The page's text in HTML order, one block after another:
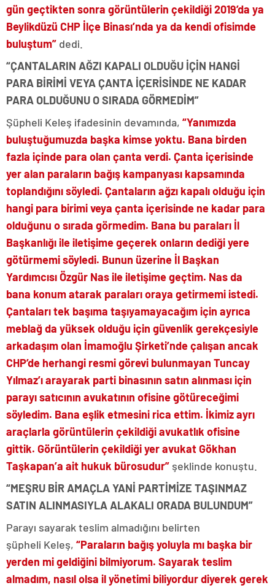
gün geçtikten sonra görüntülerin çekildiği 2019’da ya
Beylikdüzü CHP İlçe Binası’nda ya da kendi ofisimde
buluştum” dedi.
“ÇANTALARIN AĞZI KAPALI OLDUĞU İÇİN HANGİ
PARA BİRİMİ VEYA ÇANTA İÇERİSİNDE NE KADAR
PARA OLDUĞUNU O SIRADA GÖRMEDİM”
Şüpheli Keleş ifadesinin devamında, “Yanımızda
buluştuğumuzda başka kimse yoktu. Bana birden
fazla içinde para olan çanta verdi. Çanta içerisinde
yer alan paraların bağış kampanyası kapsamında
toplandığını söyledi. Çantaların ağzı kapalı olduğu için
hangi para birimi veya çanta içerisinde ne kadar para
olduğunu o sırada görmedim. Bana bu paraları İl
Başkanlığı ile iletişime geçerek onların dediği yere
götürmemi söyledi. Bunun üzerine İl Başkan
Yardımcısı Özgür Nas ile iletişime geçtim. Nas da
bana konum atarak paraları oraya getirmemi istedi.
Çantaları tek başıma taşıyamayacağım için ayrıca
meblağ da yüksek olduğu için güvenlik gerekçesiyle
arkadaşım olan İmamoğlu Şirketi’nde çalışan ancak
CHP’de herhangi resmi görevi bulunmayan Tuncay
Yılmaz’ı arayarak parti binasının satın alınması için
parayı satıcının avukatının ofisine götüreceğimi
söyledim. Bana eşlik etmesini rica ettim. İkimiz ayrı
araçlarla görüntülerin çekildiği avukatlık ofisine
gittik. Görüntülerin çekildiği yer avukat Gökhan
Taşkapan’a ait hukuk bürosudur” şeklinde konuştu.
“MEŞRU BİR AMAÇLA YANİ PARTİMİZE TAŞINMAZ
SATIN ALINMASIYLA ALAKALI ORADA BULUNDUM”
Parayı sayarak teslim almadığını belirten
şüpheli Keleş, “Paraların bağış yoluyla mı başka bir
yerden mi geldiğini bilmiyorum. Sayarak teslim
almadım, nasıl olsa il yönetimi biliyordur diyerek gerek